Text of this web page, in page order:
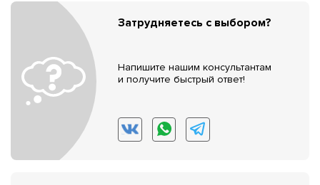
Затрудняетесь с выбором?
Напишите нашим консультантам
и получите быстрый ответ!